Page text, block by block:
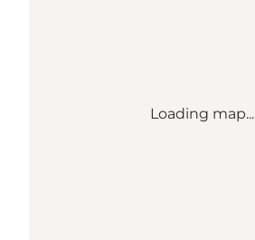
Loading map...